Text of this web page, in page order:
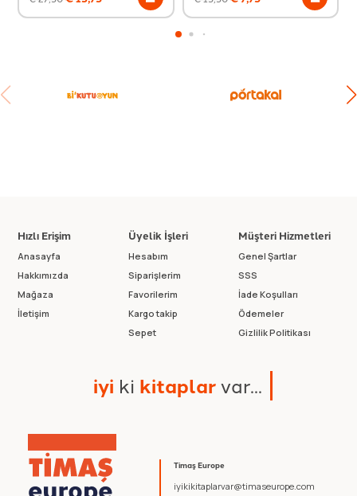
Timaş Europe
iyikikitaplarvar@timaseurope.com
Hızlı Erişim
Anasayfa
Hakkımızda
Mağaza
İletişim
Üyelik İşleri
Hesabım
Siparişlerim
Favorilerim
Kargo takip
Sepet
Müşteri Hizmetleri
Genel Şartlar
SSS
İade Koşulları
Ödemeler
Gizlilik Politikası
iyi ki kitaplarvar...